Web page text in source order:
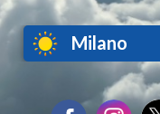
Milano